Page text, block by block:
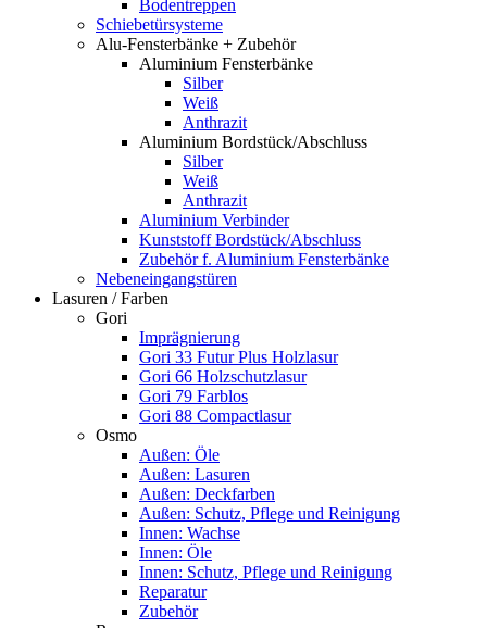
Bodentreppen
Schiebetürsysteme
Alu-Fensterbänke + Zubehör
Aluminium Fensterbänke
Silber
Weiß
Anthrazit
Aluminium Bordstück/Abschluss
Silber
Weiß
Anthrazit
Aluminium Verbinder
Kunststoff Bordstück/Abschluss
Zubehör f. Aluminium Fensterbänke
Nebeneingangstüren
Lasuren / Farben
Gori
Imprägnierung
Gori 33 Futur Plus Holzlasur
Gori 66 Holzschutzlasur
Gori 79 Farblos
Gori 88 Compactlasur
Osmo
Außen: Öle
Außen: Lasuren
Außen: Deckfarben
Außen: Schutz, Pflege und Reinigung
Innen: Wachse
Innen: Öle
Innen: Schutz, Pflege und Reinigung
Reparatur
Zubehör